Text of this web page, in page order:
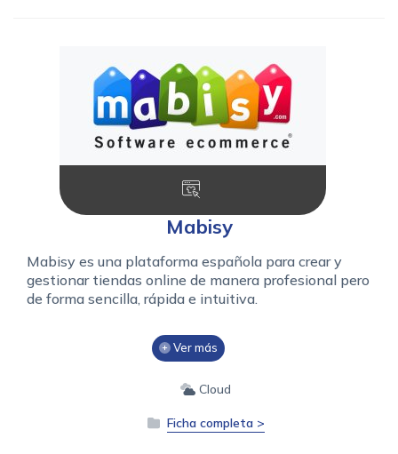
Mabisy
Mabisy es una plataforma española para crear y
gestionar tiendas online de manera profesional pero
de forma sencilla, rápida e intuitiva.
Ver más
Cloud
Ficha completa >